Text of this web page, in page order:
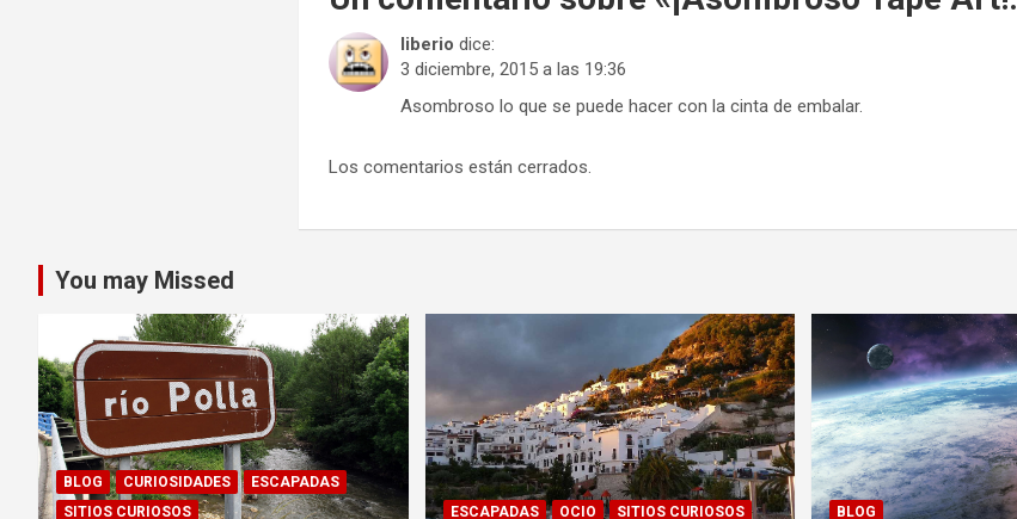
liberio dice:
3 diciembre, 2015 a las 19:36
Asombroso lo que se puede hacer con la cinta de embalar.
Los comentarios están cerrados.
You may Missed
BLOG CURIOSIDADES
ESCAPADAS
SITIOS CURIOSOS
ESCAPADAS OCIO SITIOS CURIOSOS BLOG